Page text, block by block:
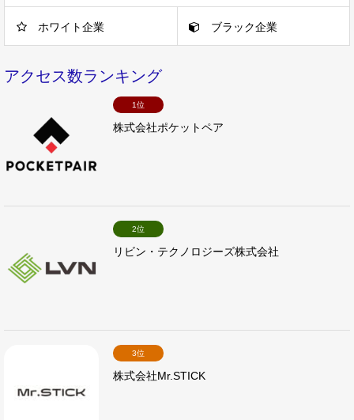
ホワイト企業 ブラック企業
アクセス数ランキング
1位
株式会社ポケットペア
2位
リビン・テクノロジーズ株式会社
3位
株式会社Mr.STICK